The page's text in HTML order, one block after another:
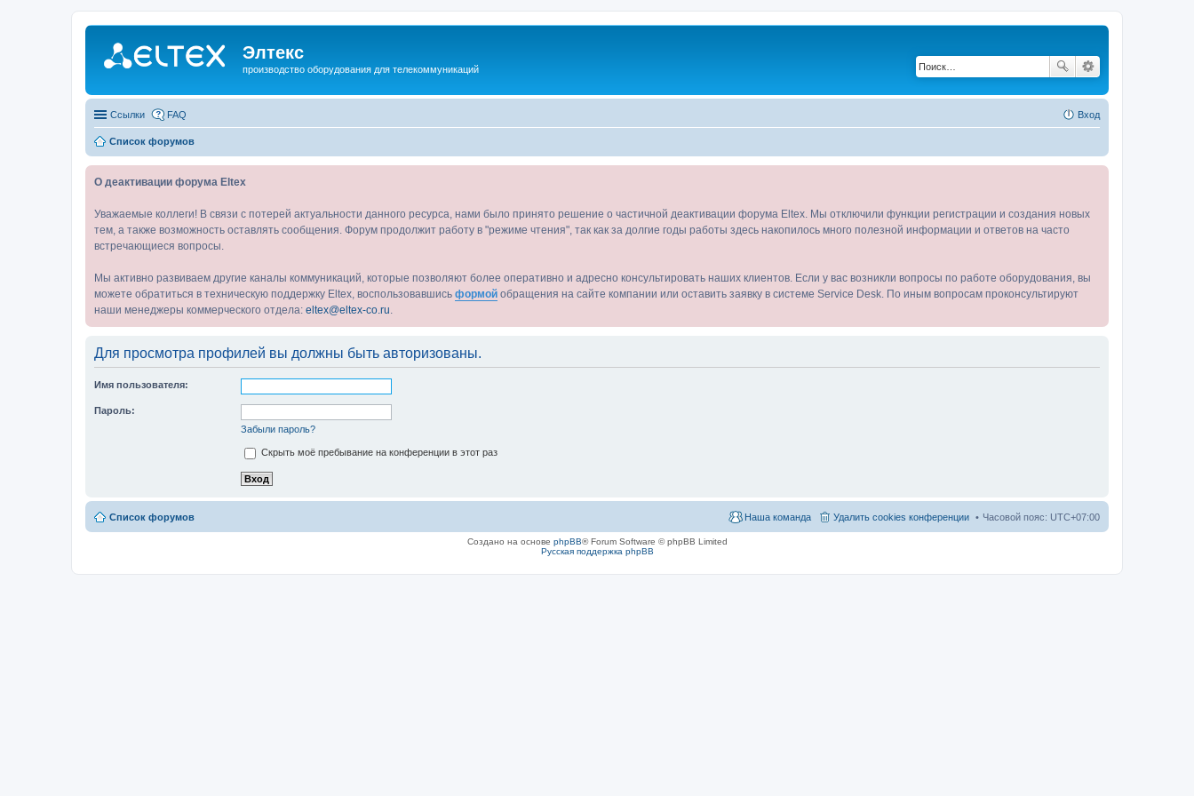
Элтекс
производство оборудования для телекоммуникаций
Ссылки FAQ Вход
Список форумов
О деактивации форума Eltex
Уважаемые коллеги! В связи с потерей актуальности данного ресурса, нами было принято решение о частичной деактивации форума Eltex. Мы отключили функции регистрации и создания новых
тем, а также возможность оставлять сообщения. Форум продолжит работу в "режиме чтения", так как за долгие годы работы здесь накопилось много полезной информации и ответов на часто
встречающиеся вопросы.
Мы активно развиваем другие каналы коммуникаций, которые позволяют более оперативно и адресно консультировать наших клиентов. Если у вас возникли вопросы по работе оборудования, вы
можете обратиться в техническую поддержку Eltex, воспользовавшись формой обращения на сайте компании или оставить заявку в системе Service Desk. По иным вопросам проконсультируют
наши менеджеры коммерческого отдела: eltex@eltex-co.ru
Для просмотра профилей вы должны быть авторизованы.
Имя пользователя:
Пароль:
Забыли пароль?
Скрыть моё пребывание на конференции в этот раз
Список форумов Часовой пояс: UTC+07:00
Удалить cookies конференции
Наша команда
Создано на основе phpBB® Forum Software © phpBB Limited
Русская поддержка phpBB